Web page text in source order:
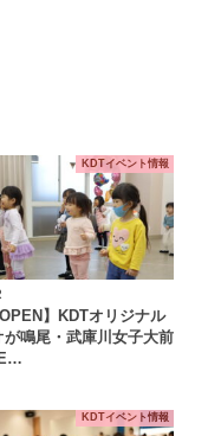
KDTイベント情報
OPEN】KDTオリジナル
が鳴尾・武庫川女子大前
KDTイベント情報